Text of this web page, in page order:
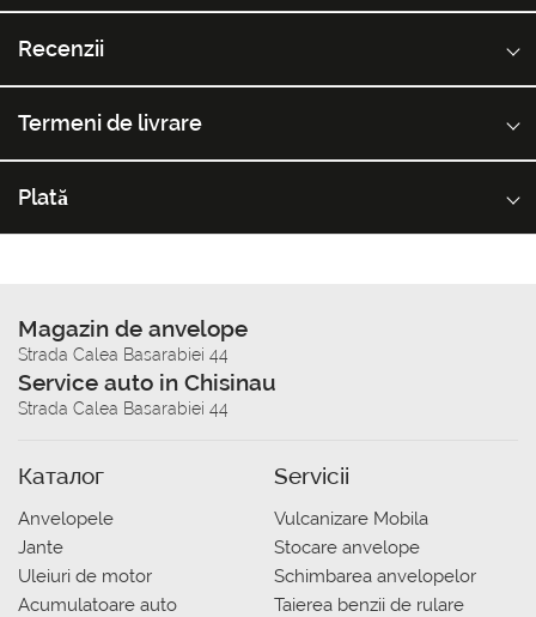
Recenzii
Termeni de livrare
Plată
Magazin de anvelope
Strada Calea Basarabiei 44
Service auto in Chisinau
Strada Calea Basarabiei 44
Каталог
Anvelopele
Jante
Uleiuri de motor
Acumulatoare auto
Servicii
Vulcanizare Mobila
Stocare anvelope
Schimbarea anvelopelor
Taierea benzii de rulare